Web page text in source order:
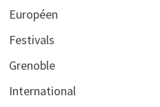
Européen
Festivals
Grenoble
International